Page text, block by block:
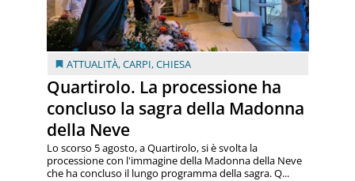
ATTUALITÀ,CARPI,CHIESA
Quartirolo. La processione ha
concluso la sagra della Madonna
della Neve
Lo scorso 5 agosto, a Quartirolo, si è svolta la
processione con l'immagine della Madonna della Neve
che ha concluso il lungo programma della sagra. Q...